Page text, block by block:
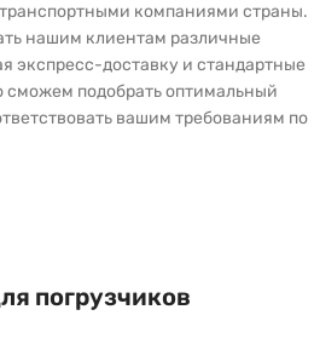
компаниями страны.
нашим клиентам различные
экспресс-доставку и стандартные
сможем подобрать оптимальный
вашим требованиям по
погрузчиков